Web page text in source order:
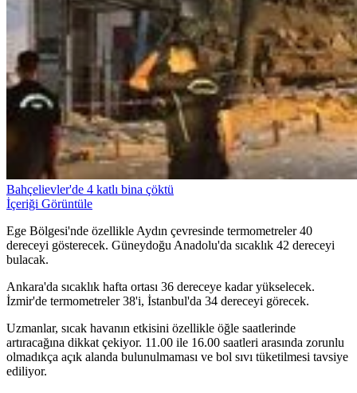
Bahçelievler'de 4 katlı bina çöktü
İçeriği Görüntüle
Ege Bölgesi'nde özellikle Aydın çevresinde termometreler 40
dereceyi gösterecek. Güneydoğu Anadolu'da sıcaklık 42 dereceyi
bulacak.
Ankara'da sıcaklık hafta ortası 36 dereceye kadar yükselecek.
İzmir'de termometreler 38'i, İstanbul'da 34 dereceyi görecek.
Uzmanlar, sıcak havanın etkisini özellikle öğle saatlerinde
artıracağına dikkat çekiyor. 11.00 ile 16.00 saatleri arasında zorunlu
olmadıkça açık alanda bulunulmaması ve bol sıvı tüketilmesi tavsiye
ediliyor.